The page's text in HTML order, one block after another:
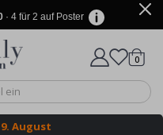
· 4 für 2 auf Poster
Wagen
0
August